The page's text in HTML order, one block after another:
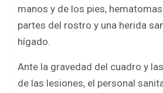
manos y de los pies,
partes del rostro y una herida
hígado.
Ante la gravedad del cuadro y
de las lesiones, el personal